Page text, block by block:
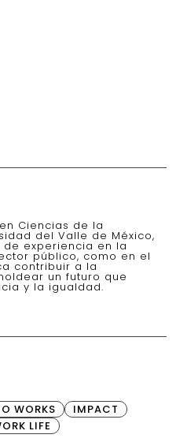
Ciencias de la
del Valle de México,
experiencia en la
público, como en el
contribuir a la
un futuro que
y la igualdad.
WORKS
IMPACT
LIFE